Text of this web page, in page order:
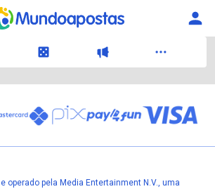
operado pela Media Entertainment N.V., uma